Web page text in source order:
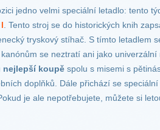
jedno velmi speciální letadlo: tento
. Tento stroj se do historických knih
tryskový stíhač. S tímto letadlem
se neztratí ani jako
nejlepší koupě spolu s misemi s
doplňků. Dále přichází se
je ale nepotřebujete, můžete si